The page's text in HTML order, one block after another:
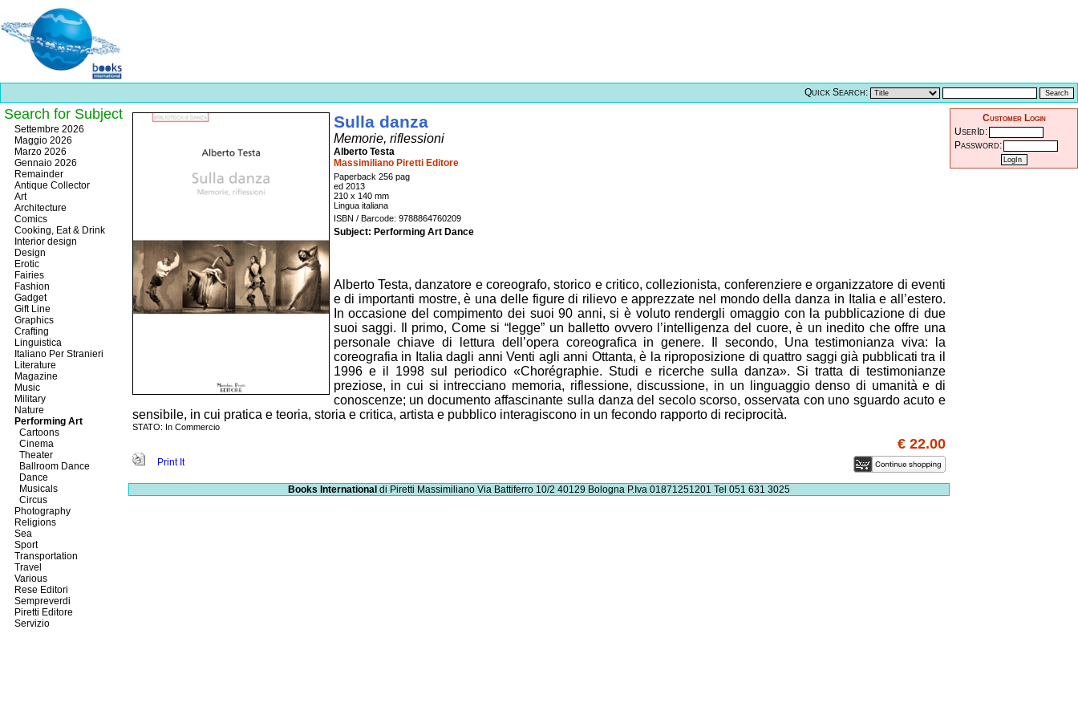
Quick Search:
Best
slots
online
https://onlineslots.money/
Sulla danza
Memorie, riflessioni
Alberto Testa
Massimiliano Piretti Editore
Paperback 256 pag
ed 2013
210 x 140 mm
Lingua italiana
ISBN / Barcode: 9788864760209
Subject: Performing Art Dance
Alberto Testa, danzatore e coreografo, storico e critico, collezionista, conferenziere e organizzatore di eventi
e di importanti mostre, è una delle figure di rilievo e apprezzate nel mondo della danza in Italia e all’estero.
In occasione del compimento dei suoi 90 anni, si è voluto rendergli omaggio con la pubblicazione di due
suoi saggi. Il primo, Come si “legge” un balletto ovvero l’intelligenza del cuore, è un inedito che offre una
personale chiave di lettura dell’opera coreografica in genere. Il secondo, Una testimonianza viva: la
coreografia in Italia dagli anni Venti agli anni Ottanta, è la riproposizione di quattro saggi già pubblicati tra il
1996 e il 1998 sul periodico «Chorégraphie. Studi e ricerche sulla danza». Si tratta di testimonianze
preziose, in cui si intrecciano memoria, riflessione, discussione, in un linguaggio denso di umanità e di
conoscenze; un documento affascinante sulla danza del secolo scorso, osservata con uno sguardo acuto e
sensibile, in cui pratica e teoria, storia e critica, artista e pubblico interagiscono in un fecondo rapporto di reciprocità.
STATO: In Commercio
€ 22.00
Print It
Search for Subject
Settembre 2026
Maggio 2026
Marzo 2026
Gennaio 2026
Remainder
Antique Collector
Art
Architecture
Comics
Cooking, Eat & Drink
Interior design
Design
Erotic
Fairies
Fashion
Gadget
Gift Line
Graphics
Crafting
Linguistica
Italiano Per Stranieri
Literature
Magazine
Music
Military
Nature
Performing Art
Cartoons
Cinema
Theater
Ballroom Dance
Dance
Musicals
Circus
Photography
Religions
Sea
Sport
Transportation
Travel
Various
Rese Editori
Sempreverdi
Piretti Editore
Servizio
Customer Login
UserId:
Password:
Books International di Piretti Massimiliano Via Battiferro 10/2 40129 Bologna P.Iva 01871251201 Tel 051 631 3025